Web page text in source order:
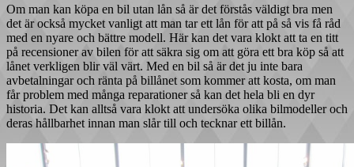
Om man kan köpa en bil utan lån så är det förstås väldigt bra men
det är också mycket vanligt att man tar ett lån för att på så vis få råd
med en nyare och bättre modell. Här kan det vara klokt att ta en titt
på recensioner av bilen för att säkra sig om att göra ett bra köp så att
lånet verkligen blir väl värt. Med en bil så är det ju inte bara
avbetalningar och ränta på billånet som kommer att kosta, om man
får problem med många reparationer så kan det hela bli en dyr
historia. Det kan alltså vara klokt att undersöka olika bilmodeller och
deras hållbarhet innan man slår till och tecknar ett billån.